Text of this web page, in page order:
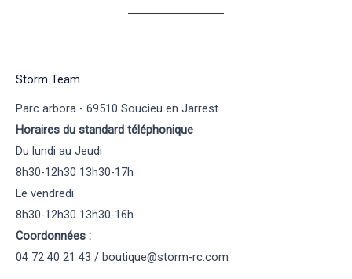
Storm Team
Parc arbora - 69510 Soucieu en Jarrest
Horaires du standard téléphonique
Du lundi au Jeudi
8h30-12h30 13h30-17h
Le vendredi
8h30-12h30 13h30-16h
Coordonnées :
04 72 40 21 43 / boutique@storm-rc.com